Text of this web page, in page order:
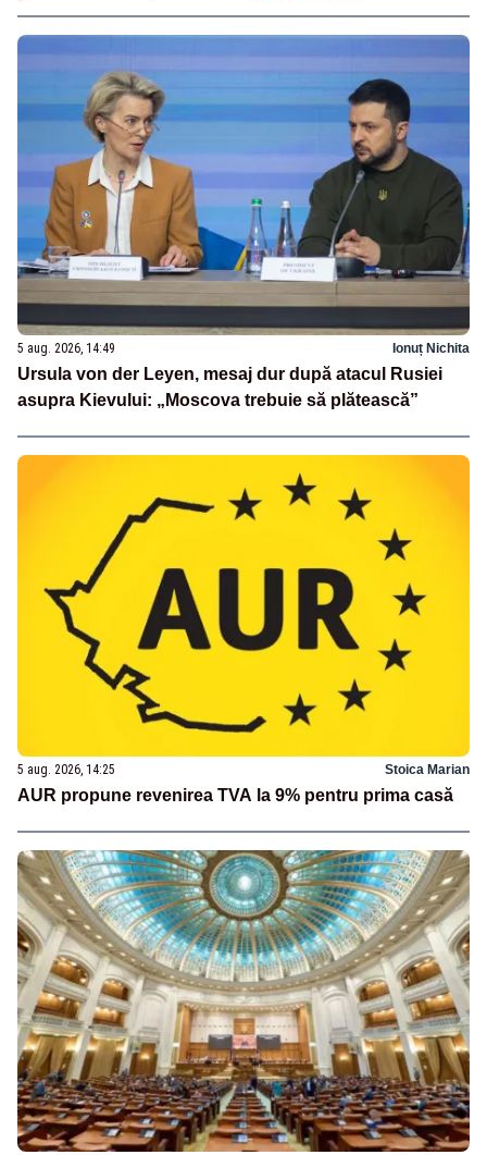
5 aug. 2026, 14:49 Ionuț Nichita
Ursula von der Leyen, mesaj dur după atacul Rusiei
asupra Kievului: „Moscova trebuie să plătească”
5 aug. 2026, 14:25 Stoica Marian
AUR propune revenirea TVA la 9% pentru prima casă